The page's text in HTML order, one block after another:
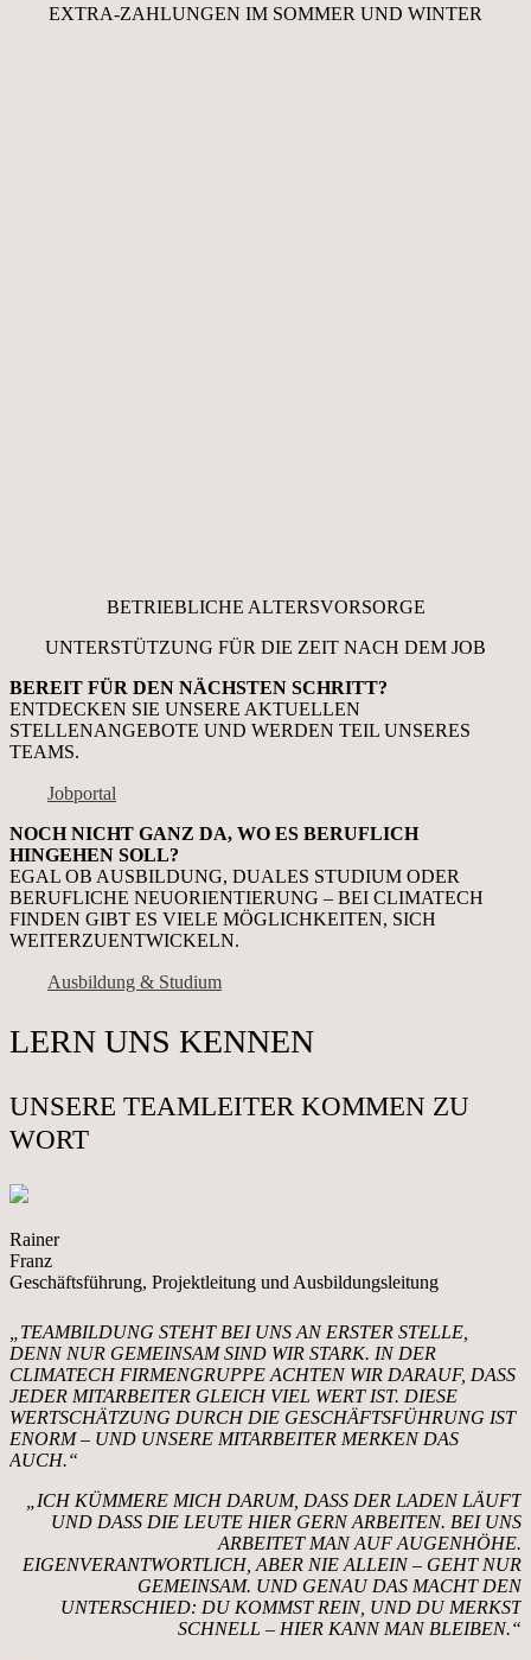
EXTRA-ZAHLUNGEN IM SOMMER UND WINTER
BETRIEBLICHE ALTERSVORSORGE
UNTERSTÜTZUNG FÜR DIE ZEIT NACH DEM JOB
BEREIT FÜR DEN NÄCHSTEN SCHRITT?
ENTDECKEN SIE UNSERE AKTUELLEN
STELLENANGEBOTE UND WERDEN TEIL UNSERES
TEAMS.
Jobportal
NOCH NICHT GANZ DA, WO ES BERUFLICH
HINGEHEN SOLL?
EGAL OB AUSBILDUNG, DUALES STUDIUM ODER
BERUFLICHE NEUORIENTIERUNG – BEI CLIMATECH
FINDEN GIBT ES VIELE MÖGLICHKEITEN, SICH
WEITERZUENTWICKELN.
Ausbildung & Studium
LERN UNS KENNEN
UNSERE TEAMLEITER KOMMEN ZU
WORT
Rainer
Franz
Geschäftsführung, Projektleitung und Ausbildungsleitung
„TEAMBILDUNG STEHT BEI UNS AN ERSTER STELLE,
DENN NUR GEMEINSAM SIND WIR STARK. IN DER
CLIMATECH FIRMENGRUPPE ACHTEN WIR DARAUF, DASS
JEDER MITARBEITER GLEICH VIEL WERT IST. DIESE
WERTSCHÄTZUNG DURCH DIE GESCHÄFTSFÜHRUNG IST
ENORM – UND UNSERE MITARBEITER MERKEN DAS
AUCH.“
„ICH KÜMMERE MICH DARUM, DASS DER LADEN LÄUFT
UND DASS DIE LEUTE HIER GERN ARBEITEN. BEI UNS
ARBEITET MAN AUF AUGENHÖHE.
EIGENVERANTWORTLICH, ABER NIE ALLEIN – GEHT NUR
GEMEINSAM. UND GENAU DAS MACHT DEN
UNTERSCHIED: DU KOMMST REIN, UND DU MERKST
SCHNELL – HIER KANN MAN BLEIBEN.“